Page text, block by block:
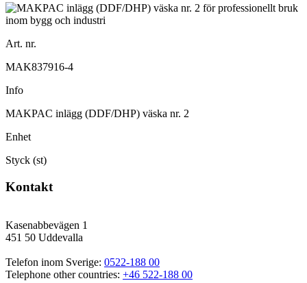
Art. nr.
MAK837916-4
Info
MAKPAC inlägg (DDF/DHP) väska nr. 2
Enhet
Styck (st)
Kontakt
Kasenabbevägen 1
451 50 Uddevalla
Telefon inom Sverige: 0522-188 00
Telephone other countries: +46 522-188 00